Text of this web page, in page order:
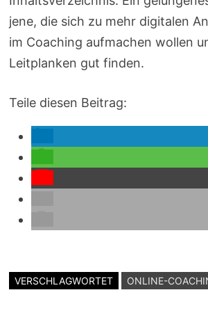
jene, die sich zu mehr digitalen
im Coaching aufmachen wollen
Leitplanken gut finden.
Teile diesen Beitrag:
VERSCHLAGWORTET ONLINE-